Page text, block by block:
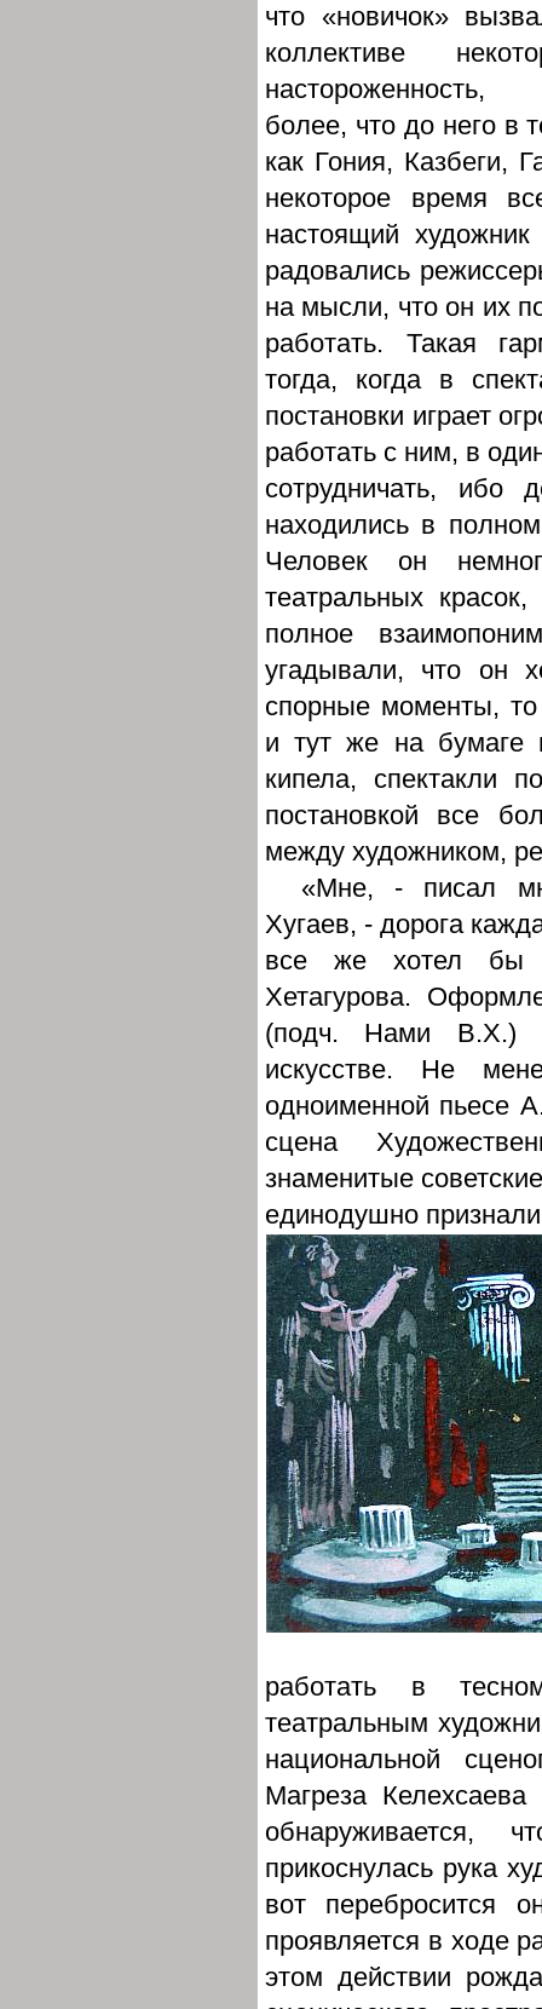
что «новичок»
коллективе
настороженность,
более, что до него в
как Гония, Казбеги,
некоторое время
настоящий
радовались
на мысли, что он их
работать. Такая
тогда, когда в
постановки играет
работать с ним, в
сотрудничать, ибо
находились в
Человек он
театральных
полное
угадывали, что он
спорные моменты, то
и тут же на бумаге
кипела, спектакли
постановкой все
между художником,
«Мне, - писал
Хугаев, - дорога
все же хотел бы
Хетагурова.
(подч. Нами В.Х.)
искусстве. Не
одноименной пьесе
сцена
знаменитые
единодушно
работать в
театральным
национальной
Магреза
обнаруживается,
прикоснулась рука
вот перебросится
проявляется в ходе
этом действии